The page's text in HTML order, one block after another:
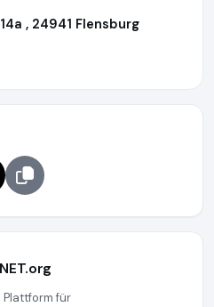
, 24941 Flensburg
Plattform für